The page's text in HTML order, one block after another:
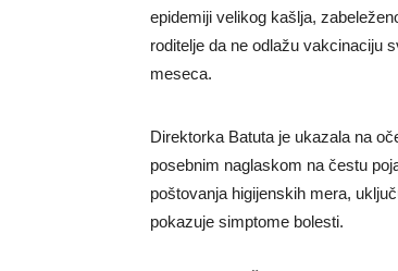
epidemiji velikog kašlja,
roditelje da ne odlažu vakcinaciju
meseca.
Direktorka Batuta je ukazala na
posebnim naglaskom na čestu
poštovanja higijenskih mera,
pokazuje simptome bolesti.